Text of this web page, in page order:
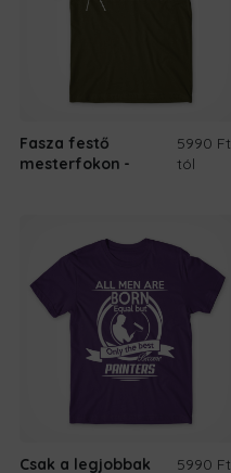
Fasza festő
mesterfokon
5990 Ft
tól
Csak a legjobbak 5990 Ft